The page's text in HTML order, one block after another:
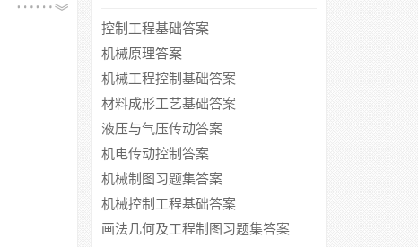
控制工程基础答案
机械原理答案
机械工程控制基础答案
材料成形工艺基础答案
液压与气压传动答案
机电传动控制答案
机械制图习题集答案
机械控制工程基础答案
画法几何及工程制图习题集答案